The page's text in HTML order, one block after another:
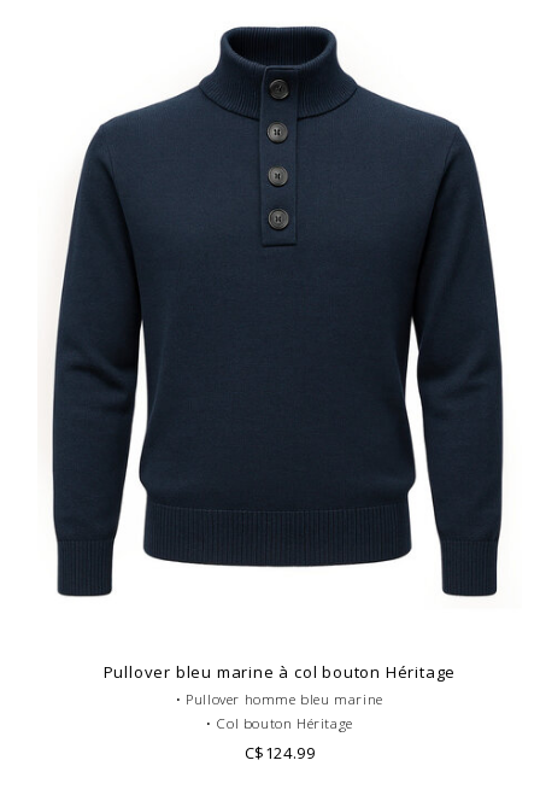
Pullover bleu marine à col bouton Héritage
• Pullover homme bleu marine
• Col bouton Héritage
• Doublure nubuck
C$124.99